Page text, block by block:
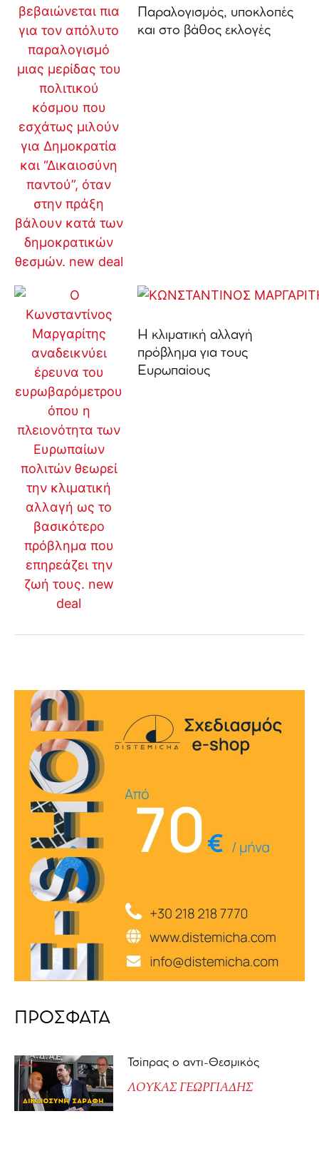
Παραλογισμός, υποκλοπές
και στο βάθος εκλογές
Η κλιματική αλλαγή
πρόβλημα για τους
Ευρωπαίους
ΠΡΟΣΦΑΤΑ
Τσίπρας ο αντι-Θεσμικός
ΛΟΥΚΑΣ ΓΕΩΡΓΙΑΔΗΣ